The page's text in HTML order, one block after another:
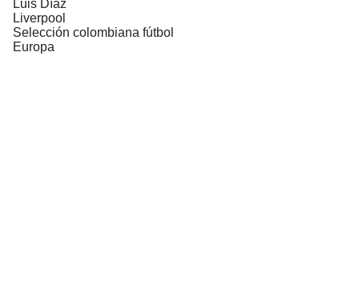
Luis Díaz
Liverpool
Selección colombiana fútbol
Europa